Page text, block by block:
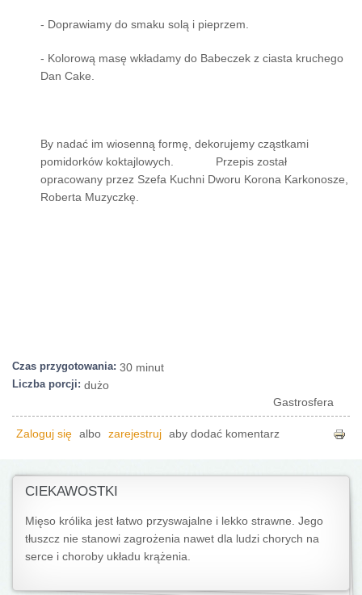
- Doprawiamy do smaku solą i pieprzem.
- Kolorową masę wkładamy do Babeczek z ciasta kruchego
Dan Cake.
By nadać im wiosenną formę, dekorujemy cząstkami
pomidorków koktajlowych. Przepis został
opracowany przez Szefa Kuchni Dworu Korona Karkonosze,
Roberta Muzyczkę.
Czas przygotowania: 30 minut
Liczba porcji: dużo
Gastrosfera
Zaloguj się albo zarejestruj aby dodać komentarz
CIEKAWOSTKI
Mięso królika jest łatwo przyswajalne i lekko strawne. Jego
tłuszcz nie stanowi zagrożenia nawet dla ludzi chorych na
serce i choroby układu krążenia.